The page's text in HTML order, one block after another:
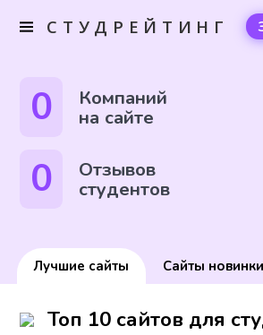
СТУДРЕЙТИНГ
0 Компаний
на сайте
0 Отзывов
студентов
Лучшие сайты Сайты новинки
Топ 10 сайтов для